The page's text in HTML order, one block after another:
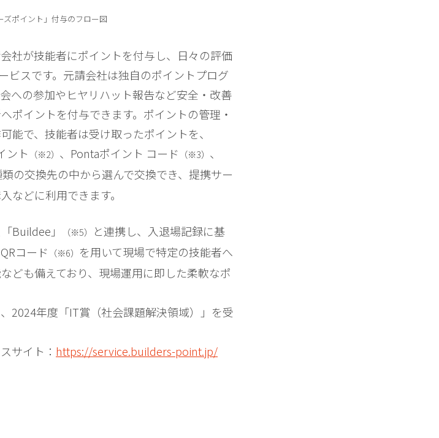
ズポイント」付与のフロー図
社が技能者にポイントを付与し、日々の評価
ビスです。元請会社は独自のポイントプログ
への参加やヒヤリハット報告など安全・改善
ポイントを付与できます。ポイントの管理・
能で、技能者は受け取ったポイントを、
ント （※2） 、Pontaポイント コード （※3） 、
類の交換先の中から選んで交換でき、提携サー
などに利用できます。
Buildee」 （※5）
と連携し、入退場記録に基
コード （※6） を用いて現場で特定の技能者へ
ども備えており、現場運用に即した柔軟なポ
2024年度「IT賞（社会課題解決領域）」を受
サイト： https://service.builders-point.jp/